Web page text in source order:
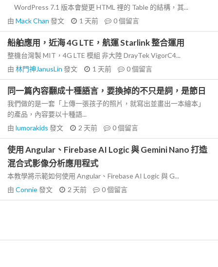
WordPress 7.1 版本會變更 HTML 裡的 Table 的結構，其...
由 Mack Chan 發文 1 天前 0個留言
船舶應用，近海 4G LTE，航運 Starlink 整合運用
整機台灣製 MIT，4G LTE 模組 非大陸 DrayTek VigorC4...
由 林門神JanusLin 發文 1 天前 0個留言
同一篇內容翻成十種語言，要換掉的不只是詞，是節日
我們做的是一套「上傳一張孩子的照片，就寫出並畫出一本繪本」
的產品，內容要以十種語...
由 lumorakids 發文 2 天前 0個留言
使用 Angular、Firebase AI Logic 與 Gemini Nano 打造
混合式影像分析應用程式
本教學將示範如何使用 Angular、Firebase AI Logic 與 G...
由 Connie發文 2 天前 0個留言